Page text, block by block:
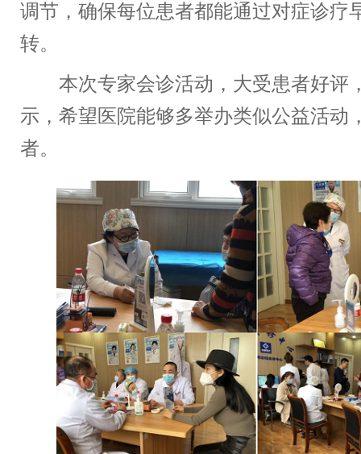
调节，确保每位患者都能通过对症诊疗
转。
本次专家会诊活动，大受患者好评
示，希望医院能够多举办类似公益活动
者。